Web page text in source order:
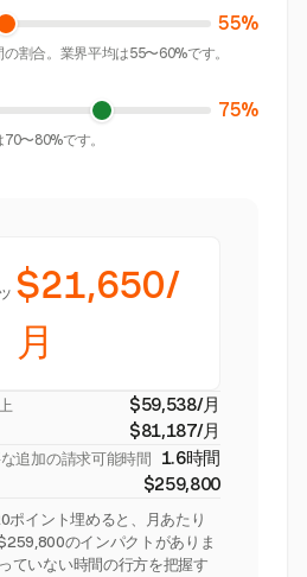
55%
割合。業界平均は55〜60%です。
75%
〜80%です。
$21,650/
月
$59,538/月
$81,187/月
追加の請求可能時間 1.6時間
$259,800
ポイント埋めると、月あたり
のインパクトがありま
ていない時間の行方を把握す